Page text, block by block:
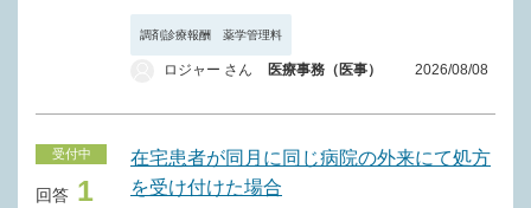
調剤診療報酬 薬学管理料
ロジャー さん 医療事務（医事） 2026/08/08
受付中
回答 1
在宅患者が同月に同じ病院の外来にて処方
を受け付けた場合